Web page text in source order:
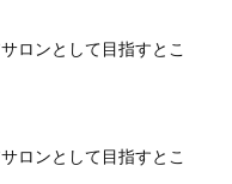
ロンとして目指すとこ
ロンとして目指すとこ